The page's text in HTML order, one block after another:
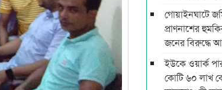
গোয়াইনঘাটে
প্রাণনাশের
জনের বিরুদ্ধে
ইউকে ওয়ার্ক
কোটি ৬০ লাখ